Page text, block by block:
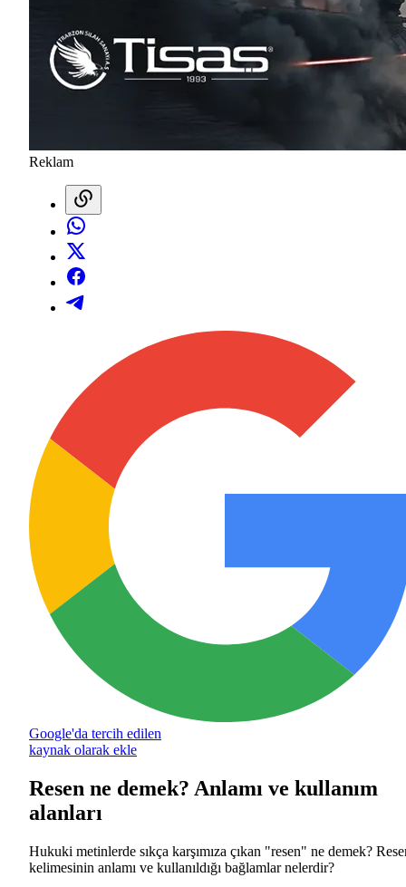
Reklam
Google'da tercih edilen
kaynak olarak ekle
Resen ne demek? Anlamı ve kullanım
alanları
Hukuki metinlerde sıkça karşımıza çıkan "resen" ne demek?
kelimesinin anlamı ve kullanıldığı bağlamlar nelerdir?